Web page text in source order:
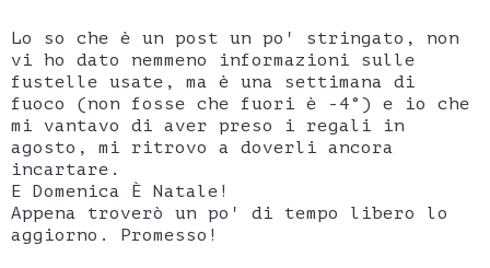
Lo so che è un post un po' stringato, non
vi ho dato nemmeno informazioni sulle
fustelle usate, ma è una settimana di
fuoco (non fosse che fuori è -4°) e io che
mi vantavo di aver preso i regali in
agosto, mi ritrovo a doverli ancora
incartare.
E Domenica È Natale!
Appena troverò un po' di tempo libero lo
aggiorno. Promesso!